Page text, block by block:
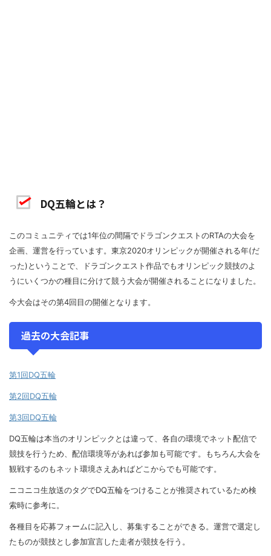
DQ五輪とは？
このコミュニティでは1年位の間隔でドラゴンクエストのRTAの大会を
企画、運営を行っています。東京2020オリンピックが開催される年(だ
った)ということで、ドラゴンクエスト作品でもオリンピック競技のよ
うにいくつかの種目に分けて競う大会が開催されることになりました。
今大会はその第4回目の開催となります。
過去の大会記事
第1回DQ五輪
第2回DQ五輪
第3回DQ五輪
DQ五輪は本当のオリンピックとは違って、各自の環境でネット配信で
競技を行うため、配信環境等があれば参加も可能です。もちろん大会を
観戦するのもネット環境さえあればどこからでも可能です。
ニコニコ生放送のタグでDQ五輪をつけることが推奨されているため検
索時に参考に。
各種目を応募フォームに記入し、募集することができる。運営で選定し
たものが競技とし参加宣言した走者が競技を行う。